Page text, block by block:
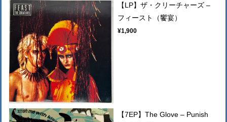
【LP】ザ・クリーチャーズ –
フィースト（饗宴）
¥1,900
【7EP】The Glove – Punish